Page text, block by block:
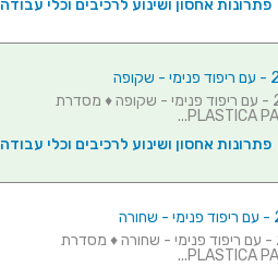
פתרונות אחסון ושינוע לרכיבים וכלי עבודה
מזוודת אחסון 240X205X48MM - עם ריפוד פנימי - שקופה ♦ מסדרת
פתרונות אחסון ושינוע לרכיבים וכלי עבודה
מזוודת אחסון 260X210X44MM - עם ריפוד פנימי - שחורה ♦ מסדרת